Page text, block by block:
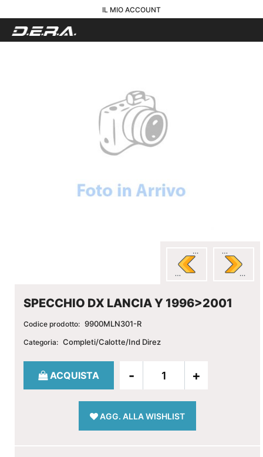
IL MIO ACCOUNT
SPECCHIO DX LANCIA Y 1996>2001
Codice prodotto: 9900MLN301-R
Categoria: Completi/Calotte/Ind Direz
Quantità
ACQUISTA
AGG. ALLA WISHLIST